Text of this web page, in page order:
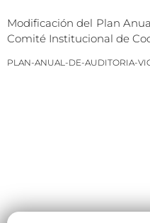
Modificación del Plan
Comité Institucional de
PLAN-ANUAL-DE-AUDITORIA-